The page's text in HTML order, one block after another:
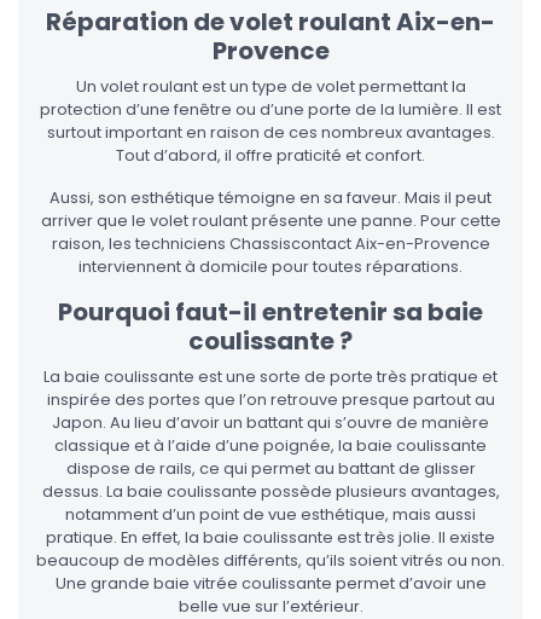
Réparation de volet roulant Aix-en-
Provence
Un volet roulant est un type de volet permettant la
protection d’une fenêtre ou d’une porte de la lumière. Il est
surtout important en raison de ces nombreux avantages.
Tout d’abord, il offre praticité et confort.
Aussi, son esthétique témoigne en sa faveur. Mais il peut
arriver que le volet roulant présente une panne. Pour cette
raison, les techniciens Chassiscontact Aix-en-Provence
interviennent à domicile pour toutes réparations.
Pourquoi faut-il entretenir sa baie
coulissante ?
La baie coulissante est une sorte de porte très pratique et
inspirée des portes que l’on retrouve presque partout au
Japon. Au lieu d’avoir un battant qui s’ouvre de manière
classique et à l’aide d’une poignée, la baie coulissante
dispose de rails, ce qui permet au battant de glisser
dessus. La baie coulissante possède plusieurs avantages,
notamment d’un point de vue esthétique, mais aussi
pratique. En effet, la baie coulissante est très jolie. Il existe
beaucoup de modèles différents, qu’ils soient vitrés ou non.
Une grande baie vitrée coulissante permet d’avoir une
belle vue sur l’extérieur.